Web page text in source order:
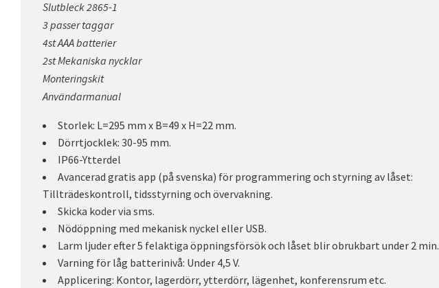
Slutbleck 2865-1
3 passer taggar
4st AAA batterier
2st Mekaniska nycklar
Monteringskit
Användarmanual
Storlek: L=295 mm x B=49 x H=22 mm.
Dörrtjocklek: 30-95 mm.
IP66-Ytterdel
Avancerad gratis app (på svenska) för programmering och styrning av låset:
Tillträdeskontroll, tidsstyrning och övervakning.
Skicka koder via sms.
Nödöppning med mekanisk nyckel eller USB.
Larm ljuder efter 5 felaktiga öppningsförsök och låset blir obrukbart under 2 min.
Varning för låg batterinivå: Under 4,5 V.
Applicering: Kontor, lagerdörr, ytterdörr, lägenhet, konferensrum etc.